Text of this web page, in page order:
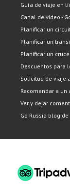
Guía de viaje en
Canal de video -
Planificar un
Planificar un
Planificar un
Descuentos para
Solicitud de viaje
Recomendar a un
Ver y dejar
Go Russia blog